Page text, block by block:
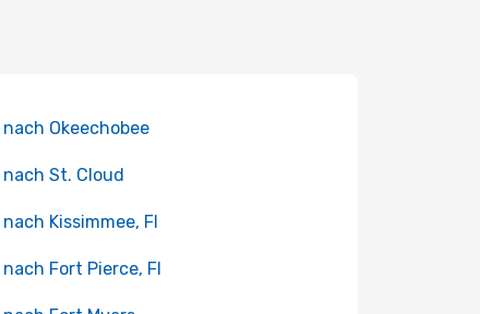
Okeechobee
nach St. Cloud
Kissimmee, Fl
Fort Pierce, Fl